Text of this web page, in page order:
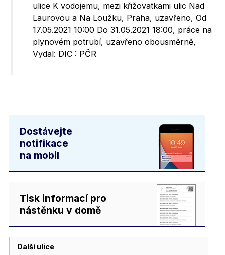
ulice K vodojemu, mezi křižovatkami ulic Nad
Laurovou a Na Loužku, Praha, uzavřeno, Od
17.05.2021 10:00 Do 31.05.2021 18:00, práce na
plynovém potrubí, uzavřeno obousměrně,
Vydal: DIC : PČR
Dostávejte
notifikace
na mobil
Tisk informací pro
nástěnku v domě
Další ulice